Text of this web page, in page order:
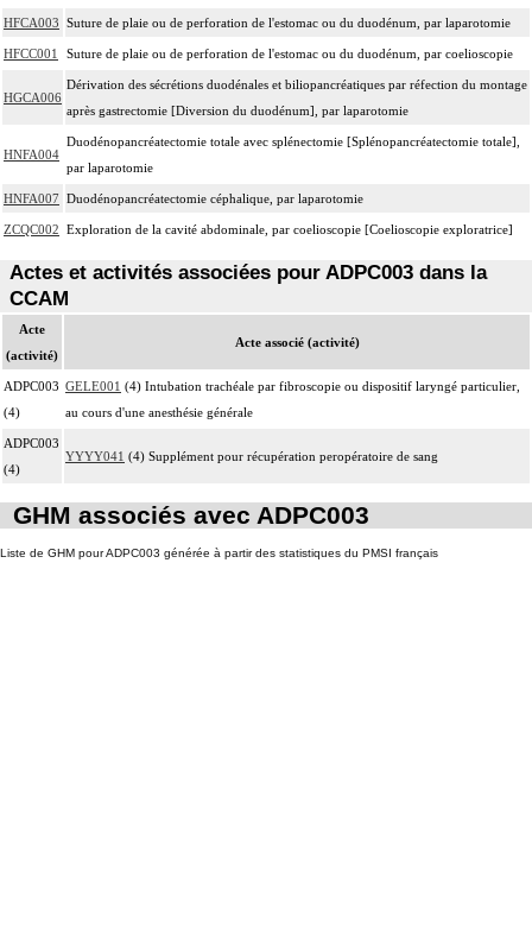
HFCA003 Suture de plaie ou de perforation de l'estomac ou du duodénum, par laparotomie
HFCC001 Suture de plaie ou de perforation de l'estomac ou du duodénum, par coelioscopie
HGCA006
Dérivation des sécrétions duodénales et biliopancréatiques par réfection du montage
après gastrectomie [Diversion du duodénum], par laparotomie
HNFA004
Duodénopancréatectomie totale avec splénectomie [Splénopancréatectomie totale],
par laparotomie
HNFA007 Duodénopancréatectomie céphalique, par laparotomie
ZCQC002 Exploration de la cavité abdominale, par coelioscopie [Coelioscopie exploratrice]
Actes et activités associées pour ADPC003 dans la
CCAM
Acte
(activité)
Acte associé (activité)
ADPC003
(4)
GELE001 (4) Intubation trachéale par fibroscopie ou dispositif laryngé particulier,
au cours d'une anesthésie générale
ADPC003
(4)
YYYY041 (4) Supplément pour récupération peropératoire de sang
GHM associés avec ADPC003
Liste de GHM pour ADPC003 générée à partir des statistiques du PMSI français